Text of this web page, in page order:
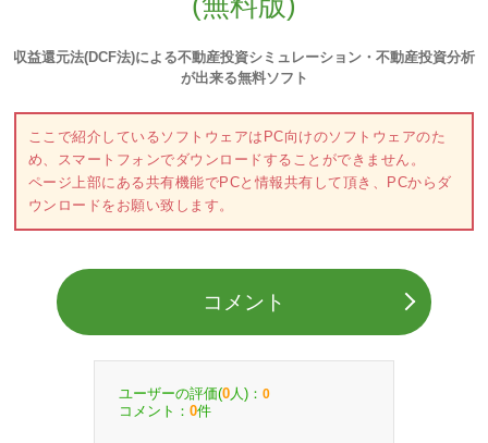
収益還元法(DCF法)による不動産投資シミュレーション・不動産投資分析
が出来る無料ソフト
ここで紹介しているソフトウェアはPC向けのソフトウェアのた
め、スマートフォンでダウンロードすることができません。
ページ上部にある共有機能でPCと情報共有して頂き、PCからダ
ウンロードをお願い致します。
コメント
ユーザーの評価(0 人)： 0
コメント： 0件